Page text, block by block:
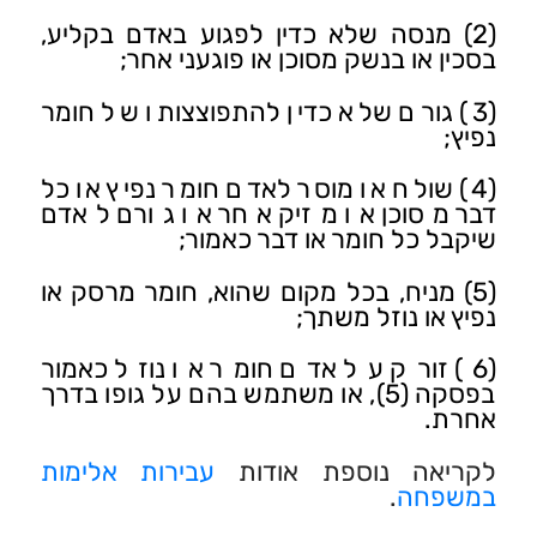
(2) מנסה שלא כדין לפגוע באדם בקליע,
בסכין או בנשק מסוכן או פוגעני אחר;
(3) גורם שלא כדין להתפוצצותו של חומר
נפיץ;
(4) שולח או מוסר לאדם חומר נפיץ או כל
דבר מסוכן או מזיק אחר או גורם לאדם
שיקבל כל חומר או דבר כאמור;
(5) מניח, בכל מקום שהוא, חומר מרסק או
נפיץ או נוזל משתך;
(6) זורק על אדם חומר או נוזל כאמור
בפסקה (5), או משתמש בהם על גופו בדרך
אחרת.
לקריאה נוספת אודות עבירות אלימות
במשפחה.